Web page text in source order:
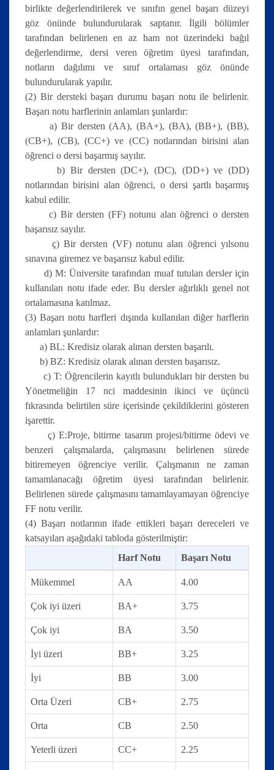
birlikte değerlendirilerek ve sınıfın genel başarı düzeyi
göz önünde bulundurularak saptanır. İlgili bölümler
tarafından belirlenen en az ham not üzerindeki bağıl
değerlendirme, dersi veren öğretim üyesi tarafından,
notların dağılımı ve sınıf ortalaması göz önünde
bulundurularak yapılır.
(2) Bir dersteki başarı durumu başarı notu ile belirlenir.
Başarı notu harflerinin anlamları şunlardır:
a) Bir dersten (AA), (BA+), (BA), (BB+), (BB),
(CB+), (CB), (CC+) ve (CC) notlarından birisini alan
öğrenci o dersi başarmış sayılır.
b) Bir dersten (DC+), (DC), (DD+) ve (DD)
notlarından birisini alan öğrenci, o dersi şartlı başarmış
kabul edilir.
c) Bir dersten (FF) notunu alan öğrenci o dersten
başarısız sayılır.
ç) Bir dersten (VF) notunu alan öğrenci yılsonu
sınavına giremez ve başarısız kabul edilir.
d) M: Üniversite tarafından muaf tutulan dersler için
kullanılan notu ifade eder. Bu dersler ağırlıklı genel not
ortalamasına katılmaz.
(3) Başarı notu harfleri dışında kullanılan diğer harflerin
anlamları şunlardır:
a) BL: Kredisiz olarak alınan dersten başarılı.
b) BZ: Kredisiz olarak alınan dersten başarısız.
c) T: Öğrencilerin kayıtlı bulundukları bir dersten bu
Yönetmeliğin 17 nci maddesinin ikinci ve üçüncü
fıkrasında belirtilen süre içerisinde çekildiklerini gösteren
işarettir.
ç) E:Proje, bitirme tasarım projesi/bitirme ödevi ve
benzeri çalışmalarda, çalışmasını belirlenen sürede
bitiremeyen öğrenciye verilir. Çalışmanın ne zaman
tamamlanacağı öğretim üyesi tarafından belirlenir.
Belirlenen sürede çalışmasını tamamlayamayan öğrenciye
FF notu verilir.
(4) Başarı notlarının ifade ettikleri başarı dereceleri ve
katsayıları aşağıdaki tabloda gösterilmiştir:
Harf Notu
Başarı Notu
Mükemmel AA 4.00
Çok iyi üzeri BA+ 3.75
Çok iyi BA 3.50
İyi üzeri BB+ 3.25
İyi BB 3.00
Orta Üzeri CB+ 2.75
Orta CB 2.50
Yeterli üzeri CC+ 2.25